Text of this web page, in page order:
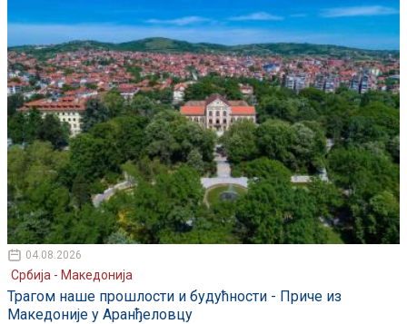
04.08.2026
Србија - Македонија
Трагом наше прошлости и будућности - Приче из
Македоније у Аранђеловцу